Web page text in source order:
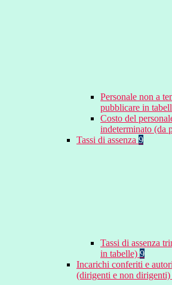
Personale non a
pubblicare in
Costo del
indeterminato (da
Tassi di assenza 9
Tassi di assenza
in tabelle) 9
Incarichi conferiti e
(dirigenti e non dirigenti)